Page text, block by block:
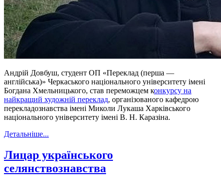
Андрій Довбуш, студент ОП «Переклад (перша —
англійська)» Черкаського національного університету імені
Богдана Хмельницького, став переможцем конкурсу на
найкращий художній переклад, організованого кафедрою
перекладознавства імені Миколи Лукаша Харківського
національного університету імені В. Н. Каразіна.
Детальніше...
Лицар українського
селянствознавства